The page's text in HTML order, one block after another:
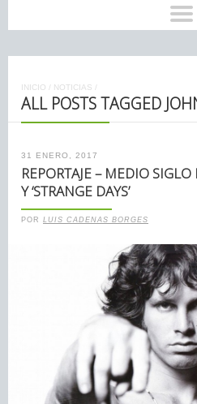
INICIO / NOTICIAS /
ALL POSTS TAGGED
31 ENERO, 2017
REPORTAJE – MEDIO SIGLO
Y ‘STRANGE DAYS’
POR LUIS CADENAS BORGES